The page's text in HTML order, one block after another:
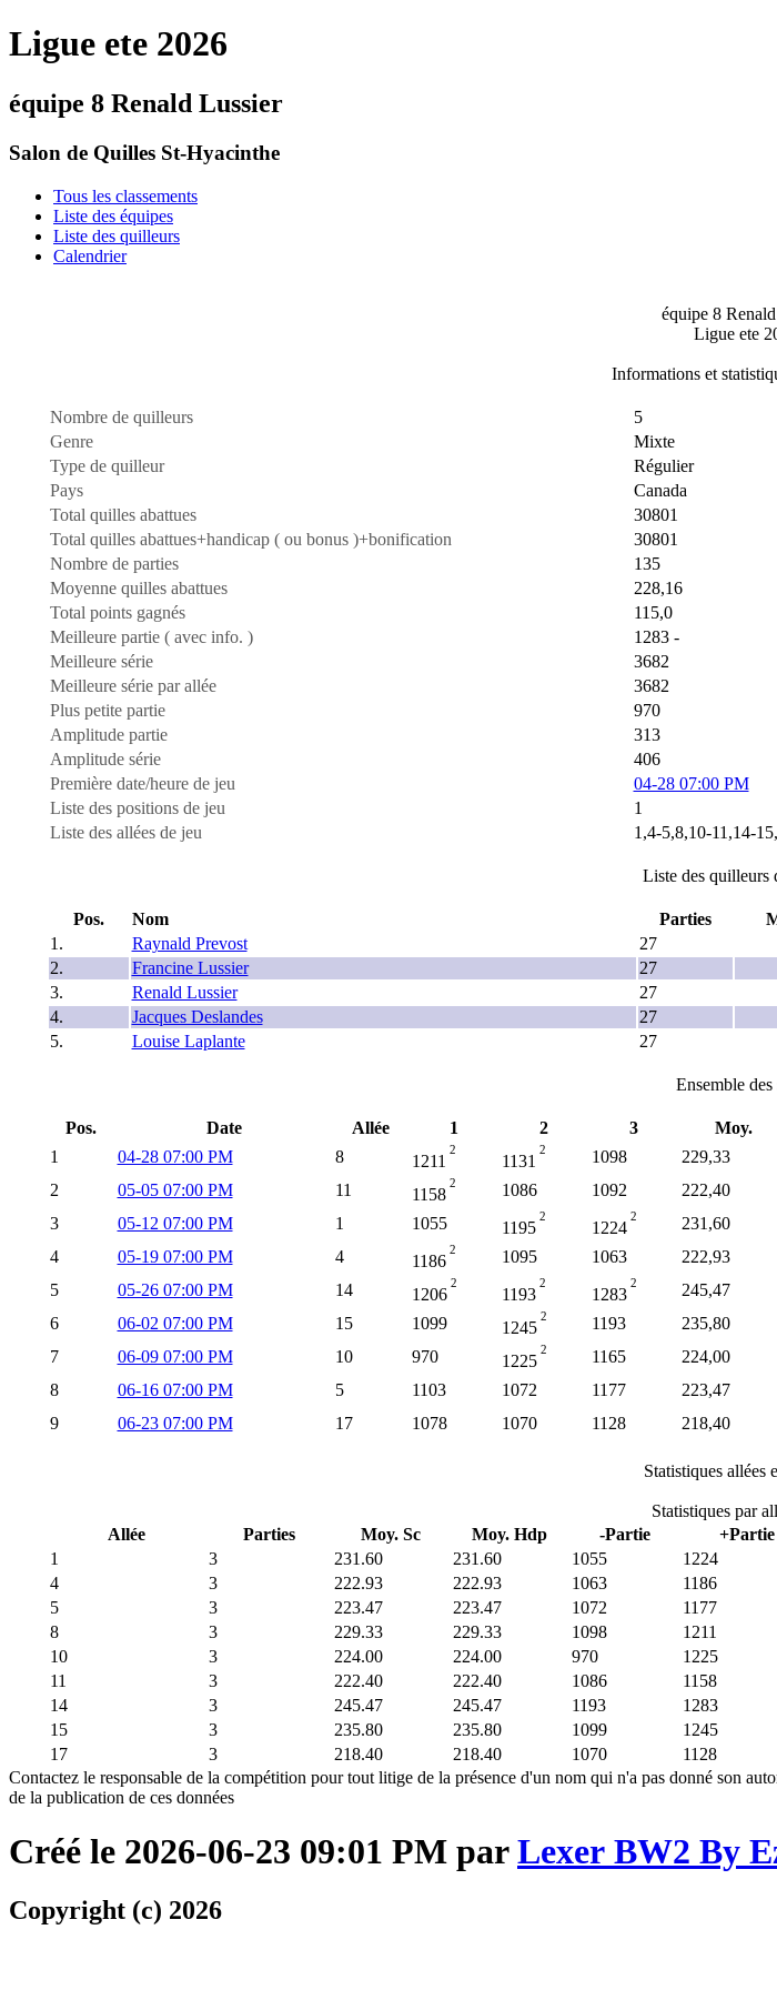
Ligue ete 2026
équipe 8 Renald Lussier
Salon de Quilles St-Hyacinthe
Tous les classements
Liste des équipes
Liste des quilleurs
Calendrier
équipe 8
Ligue ete
Informations et
Nombre de quilleurs 5
Genre
Mixte
Type de quilleur
Régulier
Pays
Canada
Total quilles abattues
30801
Total quilles abattues+handicap ( ou bonus )+bonification
30801
Nombre de parties
135
Moyenne quilles abattues
228,16
Total points gagnés
115,0
Meilleure partie ( avec info. )
1283 -
Meilleure série
3682
Meilleure série par allée
3682
Plus petite partie
970
Amplitude partie
313
Amplitude série
406
Première date/heure de jeu
04-28 07:00 PM
Liste des positions de jeu
1
Liste des allées de jeu
1,4-5,8,10-11,14-
Liste des quilleurs
Pos. Nom Parties
1.
Raynald Prevost 27
2.
Francine Lussier 27
3.
Renald Lussier 27
4.
Jacques Deslandes 27
5.
Louise Laplante 27
Ensemble des
Pos. Date Allée 1 2 3 Moy.
1
04-28 07:00 PM 8 1211
2
1131
2 1098 229,33
2
05-05 07:00 PM 11 1158
2 1086 1092 222,40
3
05-12 07:00 PM 1 1055 1195
2
1224
2 231,60
4
05-19 07:00 PM 4 1186
2 1095 1063 222,93
5
05-26 07:00 PM 14 1206
2
1193
2
1283
2 245,47
6
06-02 07:00 PM 15 1099 1245
2 1193 235,80
7
06-09 07:00 PM 10 970 1225
2 1165 224,00
8
06-16 07:00 PM 5 1103 1072 1177 223,47
9
06-23 07:00 PM 17 1078 1070 1128 218,40
Statistiques allées
Statistiques par
Allée
Parties Moy. Sc Moy. Hdp -Partie +Partie
1
3 231.60 231.60 1055 1224
4
3 222.93 222.93 1063 1186
5
3 223.47 223.47 1072 1177
8
3 229.33 229.33 1098 1211
10
3 224.00 224.00 970 1225
11
3 222.40 222.40 1086 1158
14
3 245.47 245.47 1193 1283
15
3 235.80 235.80 1099 1245
17
3 218.40 218.40 1070 1128
Contactez le responsable de la compétition pour tout litige de la présence d'un nom qui n'a pas donné son
de la publication de ces données
Créé le 2026-06-23 09:01 PM parLexer BW2 By
Copyright (c) 2026